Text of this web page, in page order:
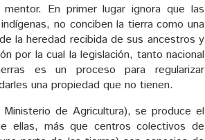
En primer lugar ignora que las
no conciben la tierra como una
la heredad recibida de sus ancestros y
por la cual la legislación, tanto nacional
es un proceso para regularizar
una propiedad que no tienen.
de Agricultura), se produce el
ellas, más que centros colectivos de